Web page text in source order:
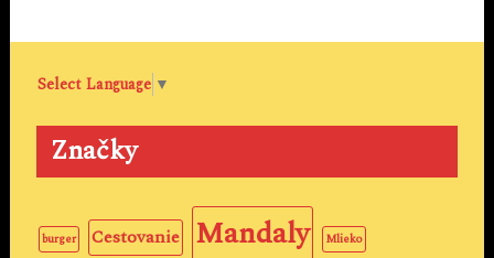
Select Language ▼
Značky
burger Cestovanie Mandaly Mlieko